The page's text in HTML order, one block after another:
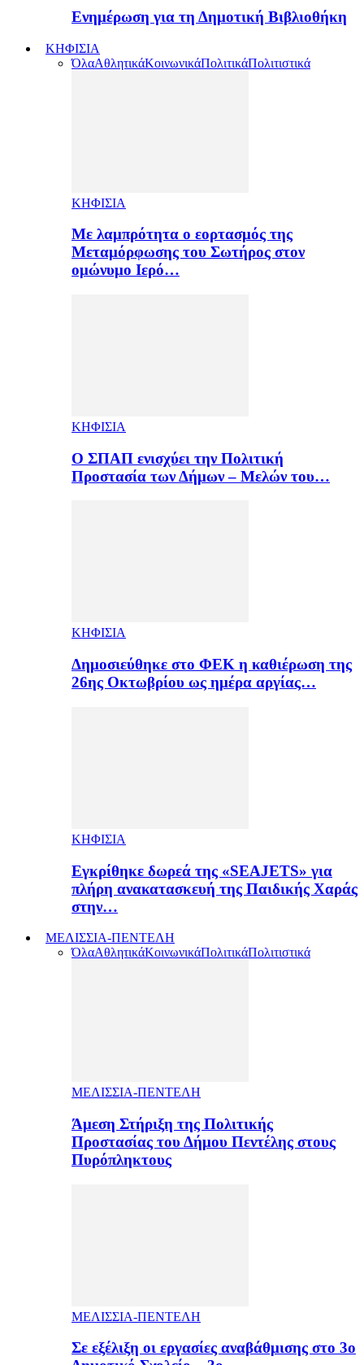
Ενημέρωση για τη Δημοτική Βιβλιοθήκη
ΚΗΦΙΣΙΑ
ΌλαΑθλητικάΚοινωνικάΠολιτικάΠολιτιστικά
ΚΗΦΙΣΙΑ
Με λαμπρότητα ο εορτασμός της
Μεταμόρφωσης του Σωτήρος στον
ομώνυμο Ιερό…
ΚΗΦΙΣΙΑ
Ο ΣΠΑΠ ενισχύει την Πολιτική
Προστασία των Δήμων – Μελών του…
ΚΗΦΙΣΙΑ
Δημοσιεύθηκε στο ΦΕΚ η καθιέρωση της
26ης Οκτωβρίου ως ημέρα αργίας…
ΚΗΦΙΣΙΑ
Εγκρίθηκε δωρεά της «SEAJETS» για
πλήρη ανακατασκευή της Παιδικής Χαράς
στην…
ΜΕΛΙΣΣΙΑ-ΠΕΝΤΕΛΗ
ΌλαΑθλητικάΚοινωνικάΠολιτικάΠολιτιστικά
ΜΕΛΙΣΣΙΑ-ΠΕΝΤΕΛΗ
Άμεση Στήριξη της Πολιτικής
Προστασίας του Δήμου Πεντέλης στους
Πυρόπληκτους
ΜΕΛΙΣΣΙΑ-ΠΕΝΤΕΛΗ
Σε εξέλιξη οι εργασίες αναβάθμισης στο 3ο